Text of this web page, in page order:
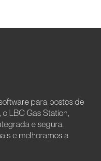
para postos de
LBC Gas Station,
e segura.
e melhoramos a